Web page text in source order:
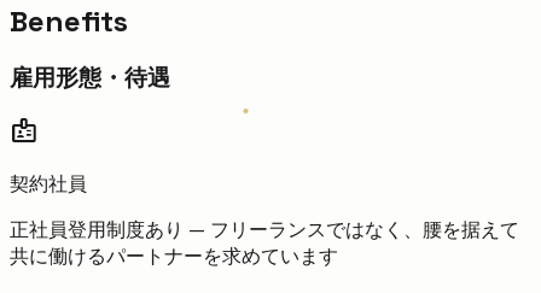
Benefits
雇用形態・待遇
badge
契約社員
正社員登用制度あり — フリーランスではなく、腰を据えて
共に働けるパートナーを求めています